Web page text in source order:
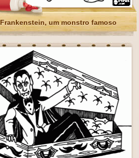
Frankenstein, um monstro famoso